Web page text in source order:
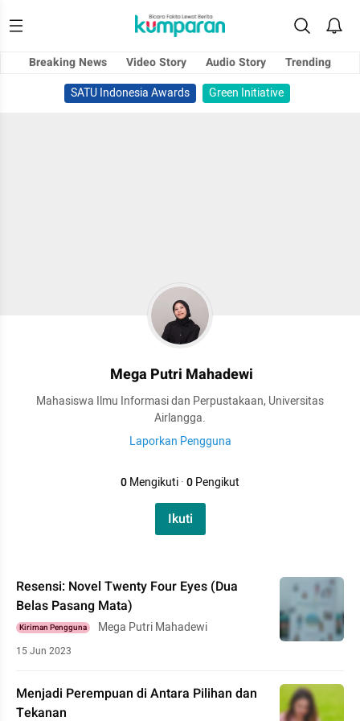
Breaking News Video Story Audio Story
Trending
SATU Indonesia Awards
Green Initiative
Mega Putri Mahadewi
Mahasiswa Ilmu Informasi dan Perpustakaan, Universitas
Airlangga.
Laporkan Pengguna
0Mengikuti·0Pengikut
Ikuti
Resensi: Novel Twenty Four Eyes (Dua
Belas Pasang Mata)
Kiriman Pengguna Mega Putri Mahadewi
15 Jun 2023
Menjadi Perempuan di Antara Pilihan dan
Tekanan